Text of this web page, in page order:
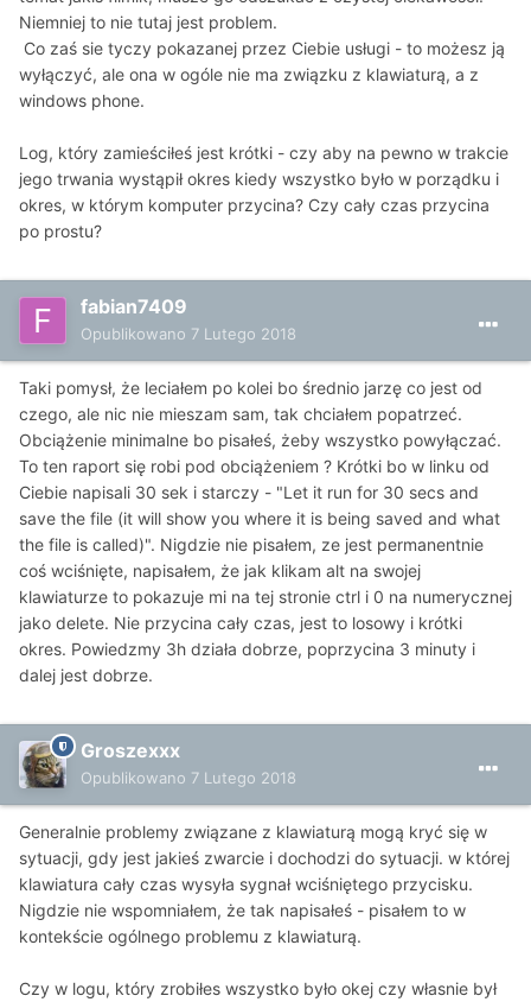
Niemniej to nie tutaj jest problem.
Co zaś sie tyczy pokazanej przez Ciebie usługi - to możesz ją
wyłączyć, ale ona w ogóle nie ma związku z klawiaturą, a z
windows phone.
Log, który zamieściłeś jest krótki - czy aby na pewno w trakcie
jego trwania wystąpił okres kiedy wszystko było w porządku i
okres, w którym komputer przycina? Czy cały czas przycina
po prostu?
fabian7409
Opublikowano 7 Lutego 2018
Taki pomysł, że leciałem po kolei bo średnio jarzę co jest od
czego, ale nic nie mieszam sam, tak chciałem popatrzeć.
Obciążenie minimalne bo pisałeś, żeby wszystko powyłączać.
To ten raport się robi pod obciążeniem ? Krótki bo w linku od
Ciebie napisali 30 sek i starczy - "Let it run for 30 secs and
save the file (it will show you where it is being saved and what
the file is called)". Nigdzie nie pisałem, ze jest permanentnie
coś wciśnięte, napisałem, że jak klikam alt na swojej
klawiaturze to pokazuje mi na tej stronie ctrl i 0 na numerycznej
jako delete. Nie przycina cały czas, jest to losowy i krótki
okres. Powiedzmy 3h działa dobrze, poprzycina 3 minuty i
dalej jest dobrze.
Groszexxx
Opublikowano 7 Lutego 2018
Generalnie problemy związane z klawiaturą mogą kryć się w
sytuacji, gdy jest jakieś zwarcie i dochodzi do sytuacji. w której
klawiatura cały czas wysyła sygnał wciśniętego przycisku.
Nigdzie nie wspomniałem, że tak napisałeś - pisałem to w
kontekście ogólnego problemu z klawiaturą.
Czy w logu, który zrobiłes wszystko było okej czy własnie był